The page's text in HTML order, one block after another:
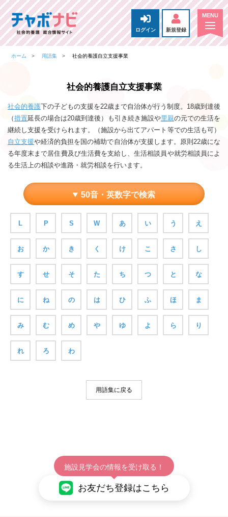
ログイン 新規登録
ホーム 用語集 社会的養護自立支援事業
社会的養護自立支援事業
社会的養護下の子どもの支援を22歳まで自治体が行う制度。18歳到達後
（措置延長の場合は20歳到達後）も引き続き施設や里親の元での生活を
継続し支援を受けられます。（施設から出てアパート等での生活も可）
自立支援や経済的負担を国の補助で自治体が支援します。原則22歳にな
る年度末まで居住費及び生活費を支給し、生活相談員や就労相談員によ
る生活上の相談や進路・就労相談を行います。
50音・英数字で検索
L P S W あ い う え
お か き く け こ さ し
す せ そ た ち つ と な
に ね の は ひ ふ ほ ま
み む め や ゆ よ ら り
れ ろ わ
用語集に戻る
施設見学会の情報を受け取る！
お友だち登録はこちら